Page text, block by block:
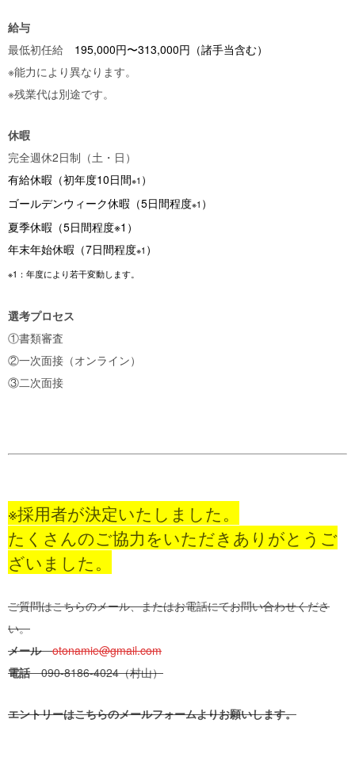
給与
最低初任給 195,000円〜313,000円（諸手当含む）
※能力により異なります。
※残業代は別途です。
休暇
完全週休2日制（土・日）
有給休暇（初年度10日間※1 ）
ゴールデンウィーク休暇（5日間程度※1 ）
夏季休暇（5日間程度※1）
年末年始休暇（7日間程度※1 ）
※1：年度により若干変動します。
選考プロセス
①書類審査
②一次面接（オンライン）
③二次面接
※採用者が決定いたしました。
たくさんのご協力をいただきありがとうご
ざいました。
ご質問はこちらのメール、またはお電話にてお問い合わせくださ
い。
メール
otonamie@gmail.com
電話090-8186-4024（村山）
エントリーはこちらのメールフォームよりお願いします。